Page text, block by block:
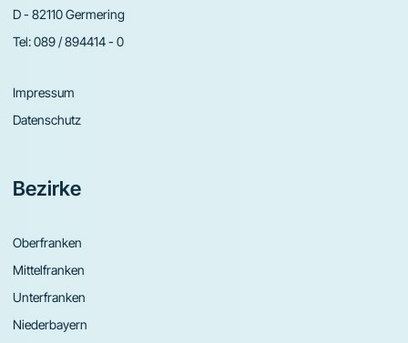
D - 82110 Germering
Tel:089 / 894414 - 0
Impressum
Datenschutz
Bezirke
Oberfranken
Mittelfranken
Unterfranken
Niederbayern